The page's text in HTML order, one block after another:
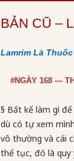
BẢN CŨ –
Lamrim Là
#NGÀY 168 —
§ Bất kể làm gì
dù có tự xem
vô thường và cái
thế tục, đó là quy